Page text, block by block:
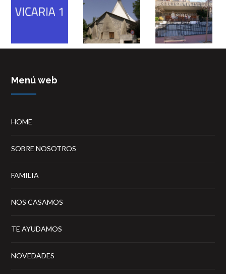
Menú web
HOME
SOBRE NOSOTROS
FAMILIA
NOS CASAMOS
TE AYUDAMOS
NOVEDADES